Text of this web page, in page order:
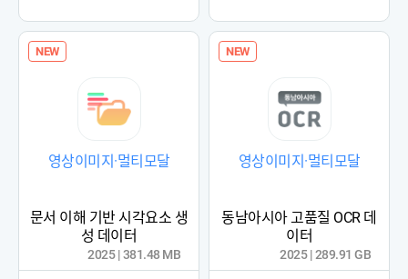
록
록
NEW
영상이미지·멀티모달
문서 이해 기반 시각요소 생
성 데이터
2025 | 381.48 MB
NEW
영상이미지·멀티모달
동남아시아 고품질 OCR 데
이터
2025 | 289.91 GB